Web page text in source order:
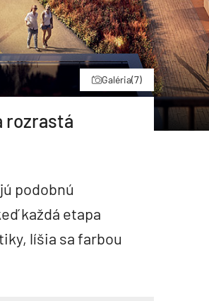
Galéria(7)
rozrastá
podobnú
každá etapa
líšia sa farbou